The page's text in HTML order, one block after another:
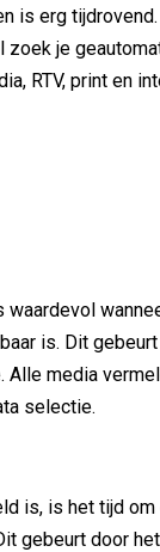
is erg
zoek je
RTV, print en
waardevol
is. Dit gebeurt
Alle media
selectie.
is, is het tijd
gebeurt door